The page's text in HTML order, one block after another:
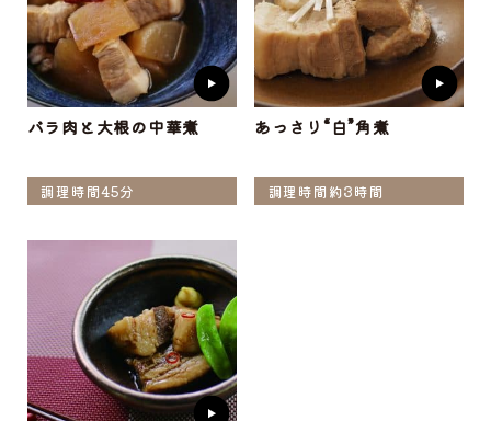
バラ肉と大根の中華煮
調理時間45分
あっさり“白”角煮
調理時間約3時間